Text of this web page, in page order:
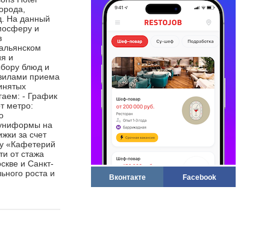
Вконтакте Facebook
На данный
и
и
блюд и
приема
- График
метро:
на
за счет
«Кафетерий
от стажа
и Санкт-
роста и